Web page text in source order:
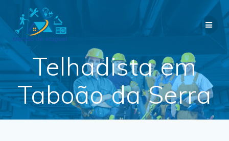
Telhadista em
Taboão da Serra